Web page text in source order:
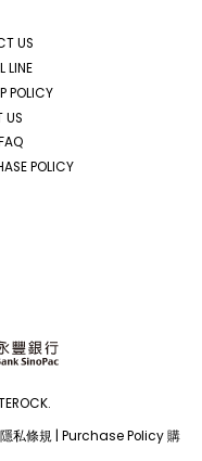
US
LINE
POLICY
US
POLICY
私條規 Purchase Policy 購